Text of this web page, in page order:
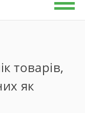
товарів,
як